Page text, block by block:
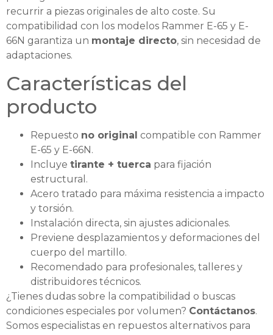
recurrir a piezas originales de alto coste. Su
compatibilidad con los modelos Rammer E-65 y E-
66N garantiza un montaje directo, sin necesidad de
adaptaciones.
Características del
producto
Repuesto no original compatible con Rammer
E-65 y E-66N.
Incluye tirante + tuerca para fijación
estructural.
Acero tratado para máxima resistencia a impacto
y torsión.
Instalación directa, sin ajustes adicionales.
Previene desplazamientos y deformaciones del
cuerpo del martillo.
Recomendado para profesionales, talleres y
distribuidores técnicos.
¿Tienes dudas sobre la compatibilidad o buscas
condiciones especiales por volumen? Contáctanos.
Somos especialistas en repuestos alternativos para